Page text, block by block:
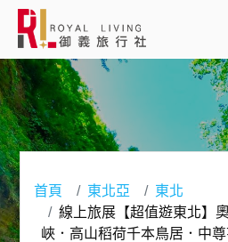
會員登
國外旅
客製服
首頁 東北亞
東北
線上旅展【超值遊東北】
峽．高山稻荷千本鳥居．中